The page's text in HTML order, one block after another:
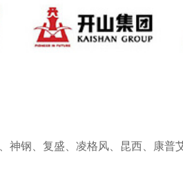
神钢、复盛、凌格风、昆西、康普